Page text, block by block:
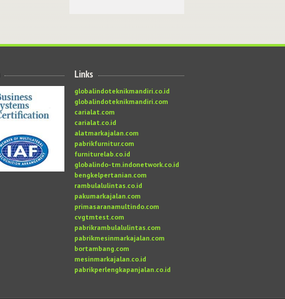
Links
globalindoteknikmandiri.co.id
globalindoteknikmandiri.com
carialat.com
carialat.co.id
alatmarkajalan.com
pabrikfurnitur.com
furniturelab.co.id
globalindo-tm.indonetwork.co.id
bengkelpertanian.com
rambulalulintas.co.id
pakumarkajalan.com
primasaranamultindo.com
cvgtmtest.com
pabrikrambulalulintas.com
pabrikmesinmarkajalan.com
bortambang.com
mesinmarkajalan.co.id
pabrikperlengkapanjalan.co.id